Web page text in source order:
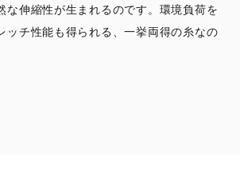
な伸縮性が生まれるのです。環境負荷を
ッチ性能も得られる、一挙両得の糸なの